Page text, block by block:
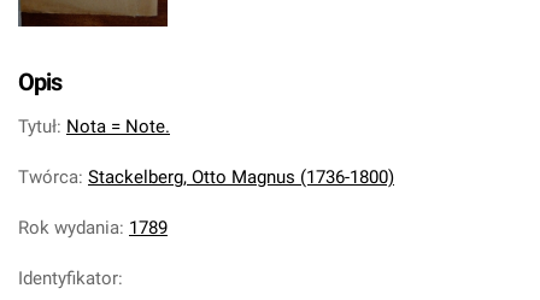
Opis
Tytuł: Nota = Note.
Twórca: Stackelberg, Otto Magnus (1736-1800)
Rok wydania: 1789
Identyfikator: